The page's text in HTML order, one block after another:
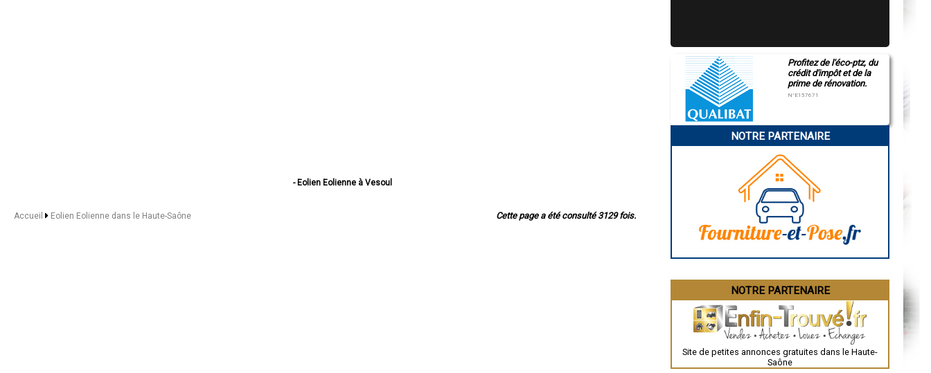
- Eolien Eolienne à Vesoul
Cette page a été consulté 3129 fois.
Accueil Eolien Eolienne dans le Haute-Saône
Profitez de l'éco-ptz, du
crédit d'impôt et de la
prime de rénovation.
N°E157671
NOTRE PARTENAIRE
NOTRE PARTENAIRE
Site de petites annonces gratuites dans le Haute-
Saône